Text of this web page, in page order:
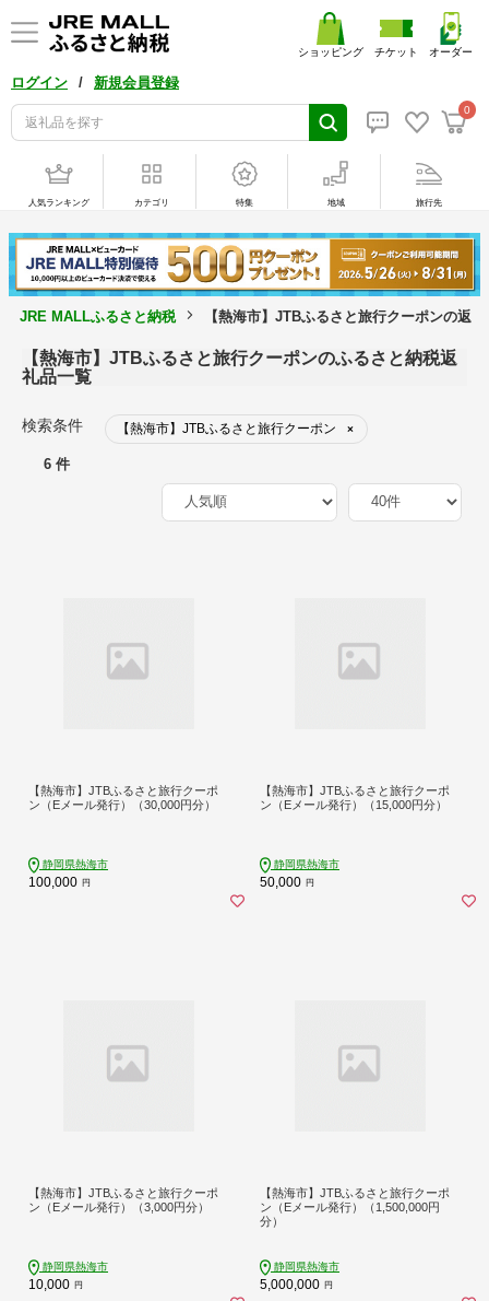
ログイン / 新規会員登録
0
ショッピング チケット オーダー
人気ランキング カテゴリ 特集 地域 旅行先
JRE MALLふるさと納税 【熱海市】JTBふるさと旅行クーポンの返
【熱海市】JTBふるさと旅行クーポンのふるさと納税返
礼品一覧
検索条件 【熱海市】JTBふるさと旅行クーポン ×
6 件
【熱海市】JTBふるさと旅行クーポ
ン（Eメール発行）（30,000円分）
静岡県熱海市
100,000 円
【熱海市】JTBふるさと旅行クーポ
ン（Eメール発行）（15,000円分）
静岡県熱海市
50,000 円
【熱海市】JTBふるさと旅行クーポ
ン（Eメール発行）（3,000円分）
静岡県熱海市
10,000 円
【熱海市】JTBふるさと旅行クーポ
ン（Eメール発行）（1,500,000円
分）
静岡県熱海市
5,000,000 円